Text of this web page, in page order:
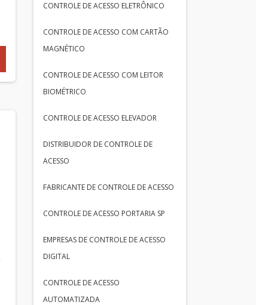
CONTROLE DE ACESSO ELETRÔNICO
CONTROLE DE ACESSO COM CARTÃO
MAGNÉTICO
CONTROLE DE ACESSO COM LEITOR
BIOMÉTRICO
CONTROLE DE ACESSO ELEVADOR
DISTRIBUIDOR DE CONTROLE DE
ACESSO
FABRICANTE DE CONTROLE DE ACESSO
CONTROLE DE ACESSO PORTARIA SP
EMPRESAS DE CONTROLE DE ACESSO
DIGITAL
CONTROLE DE ACESSO
AUTOMATIZADA